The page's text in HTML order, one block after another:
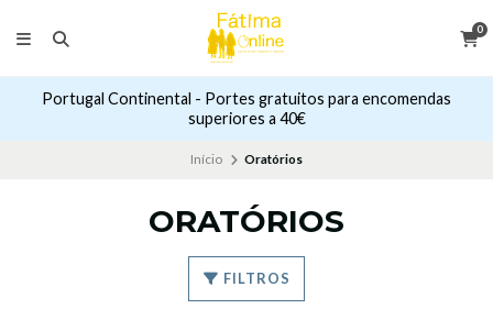
0
Portugal Continental - Portes gratuitos para encomendas
superiores a 40€
Início Oratórios
ORATÓRIOS
FILTROS